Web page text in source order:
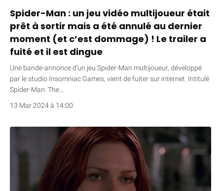
Spider-Man : un jeu vidéo multijoueur était
prêt à sortir mais a été annulé au dernier
moment (et c’est dommage) ! Le trailer a
fuité et il est dingue
Une bande-annonce d’un jeu Spider-Man multijoueur, développé
par le studio Insomniac Games, vient de fuiter sur internet. Intitulé
Spider-Man: The…
13 Mar 2024 à 14:00